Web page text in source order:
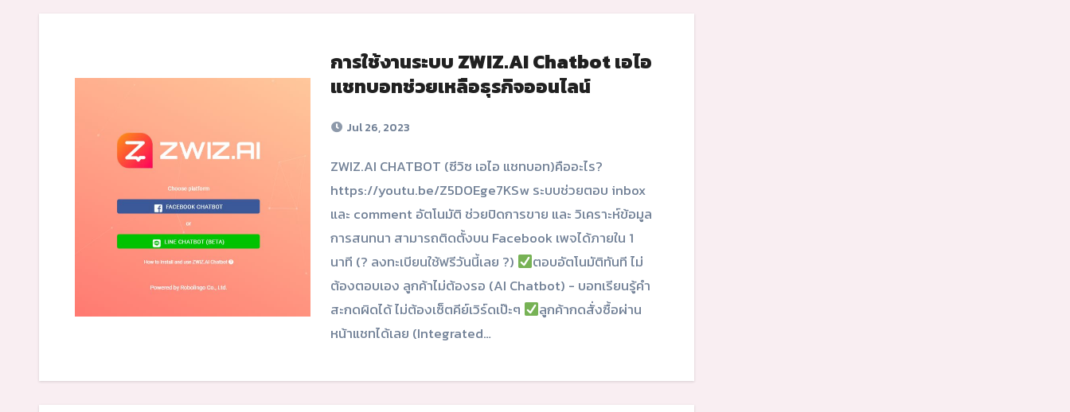
การใช้งานระบบ ZWIZ.AI Chatbot เอไอ
แชทบอทช่วยเหลือธุรกิจออนไลน์
Jul 26, 2023
ZWIZ.AI CHATBOT (ซีวิซ เอไอ แชทบอท)คืออะไร?
https://youtu.be/Z5DOEge7KSw ระบบช่วยตอบ inbox
และ comment อัตโนมัติ ช่วยปิดการขาย และ วิเคราะห์ข้อมูล
การสนทนา สามารถติดตั้งบน Facebook เพจได้ภายใน 1
นาที (? ลงทะเบียนใช้ฟรีวันนี้เลย ?)
ตอบอัตโนมัติทันที ไม่
ต้องตอบเอง ลูกค้าไม่ต้องรอ (AI Chatbot) - บอทเรียนรู้คำ
สะกดผิดได้ ไม่ต้องเซ็ตคีย์เวิร์ดเป๊ะๆ
ลูกค้ากดสั่งซื้อผ่าน
หน้าแชทได้เลย (Integrated…